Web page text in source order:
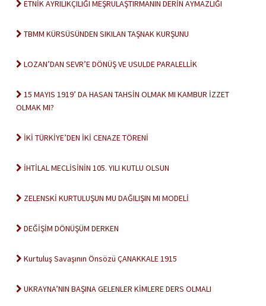
ETNİK AYRILIKÇILIĞI MEŞRULAŞTIRMANIN DERİN AYMAZLIĞI
TBMM KÜRSÜSÜNDEN SIKILAN TAŞNAK KURŞUNU
LOZAN’DAN SEVR’E DÖNÜŞ VE USULDE PARALELLİK
15 MAYIS 1919’ DA HASAN TAHSİN OLMAK MI KAMBUR İZZET
OLMAK MI?
İKİ TÜRKİYE’DEN İKİ CENAZE TÖRENİ
İHTİLAL MECLİSİNİN 105. YILI KUTLU OLSUN
ZELENSKİ KURTULUŞUN MU DAĞILIŞIN MI MODELİ
DEĞİŞİM DÖNÜŞÜM DERKEN
Kurtuluş Savaşının Önsözü ÇANAKKALE 1915
UKRAYNA’NIN BAŞINA GELENLER KİMLERE DERS OLMALI